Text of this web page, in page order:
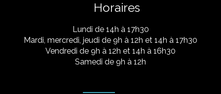
Horaires
Lundi de 14h à 17h30
Mardi, mercredi, jeudi de 9h à 12h et 14h à 17h30
Vendredi de 9h à 12h et 14h à 16h30
Samedi de 9h à 12h